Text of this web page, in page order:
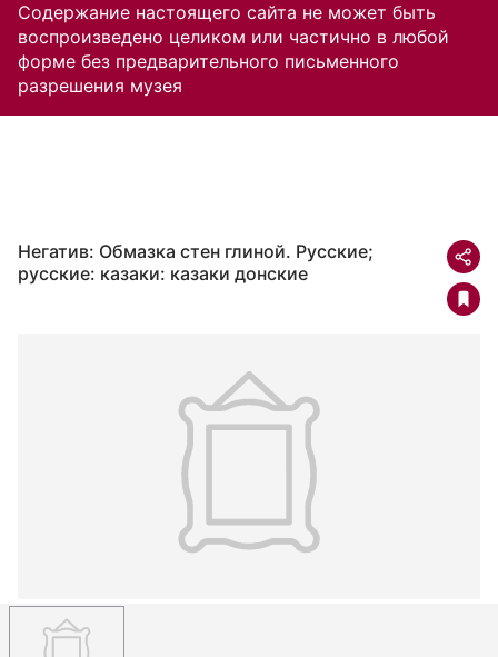
Содержание настоящего сайта не может быть
воспроизведено целиком или частично в любой
форме без предварительного письменного
разрешения музея
Негатив: Обмазка стен глиной. Русские;
русские: казаки: казаки донские